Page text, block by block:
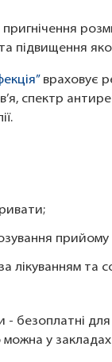
підвищення
враховує
спектр
прийому
лікуванням та
- безоплатні
у